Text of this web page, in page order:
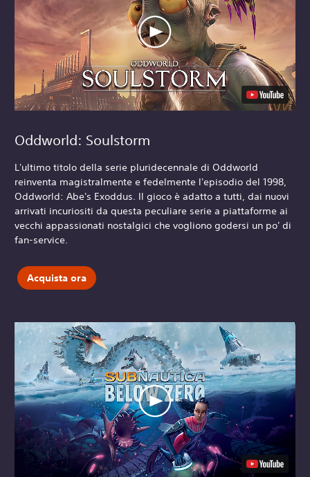
Oddworld: Soulstorm
L'ultimo titolo della serie pluridecennale di Oddworld
reinventa magistralmente e fedelmente l'episodio del 1998,
Oddworld: Abe's Exoddus. Il gioco è adatto a tutti, dai nuovi
arrivati incuriositi da questa peculiare serie a piattaforme ai
vecchi appassionati nostalgici che vogliono godersi un po' di
fan-service.
Acquista ora